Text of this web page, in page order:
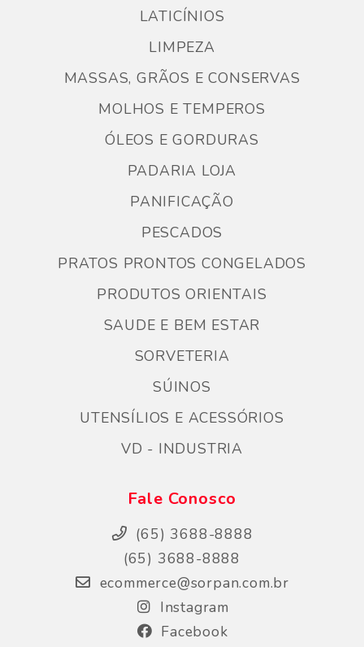
LATICÍNIOS
LIMPEZA
MASSAS, GRÃOS E CONSERVAS
MOLHOS E TEMPEROS
ÓLEOS E GORDURAS
PADARIA LOJA
PANIFICAÇÃO
PESCADOS
PRATOS PRONTOS CONGELADOS
PRODUTOS ORIENTAIS
SAUDE E BEM ESTAR
SORVETERIA
SÚINOS
UTENSÍLIOS E ACESSÓRIOS
VD - INDUSTRIA
Fale Conosco
(65) 3688-8888
(65) 3688-8888
ecommerce@sorpan.com.br
Instagram
Facebook